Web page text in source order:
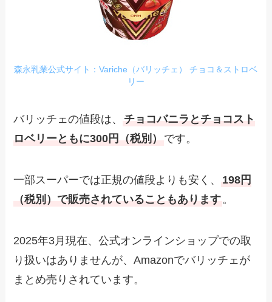
森永乳業公式サイト：Variche（バリッチェ） チョコ＆ストロベ
リー
バリッチェの値段は、
チョコバニラとチョコスト
ロベリーともに300円（税別）
です。
一部スーパーでは正規の値段よりも安く、
198円
（税別）で販売されていることもあります。
2025年3月現在、公式オンラインショップでの取
り扱いはありませんが、Amazonでバリッチェが
まとめ売りされています。